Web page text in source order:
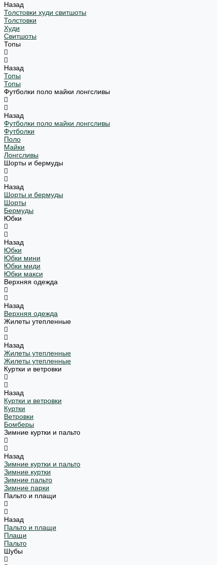
Назад
Толстовки худи свитшоты
Толстовки
Худи
Свитшоты
Топы
Назад
Топы
Топы
Футболки поло майки лонгсливы
Назад
Футболки поло майки лонгсливы
Футболки
Поло
Майки
Лонгсливы
Шорты и бермуды
Назад
Шорты и бермуды
Шорты
Бермуды
Юбки
Назад
Юбки
Юбки мини
Юбки миди
Юбки макси
Верхняя одежда
Назад
Верхняя одежда
Жилеты утепленные
Назад
Жилеты утепленные
Жилеты утепленные
Куртки и ветровки
Назад
Куртки и ветровки
Куртки
Ветровки
Бомберы
Зимние куртки и пальто
Назад
Зимние куртки и пальто
Зимние куртки
Зимние пальто
Зимние парки
Пальто и плащи
Назад
Пальто и плащи
Плащи
Пальто
Шубы